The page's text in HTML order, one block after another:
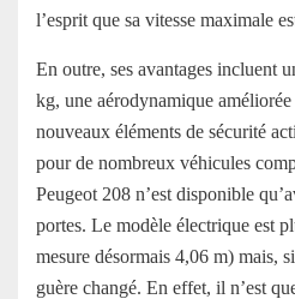
l’esprit que sa vitesse maximale
En outre, ses avantages incluent
kg, une aérodynamique
nouveaux éléments de sécurité
pour de nombreux véhicules
Peugeot 208 n’est disponible
portes. Le modèle électrique est
mesure désormais 4,06 m) mais,
guère changé. En effet, il n’est